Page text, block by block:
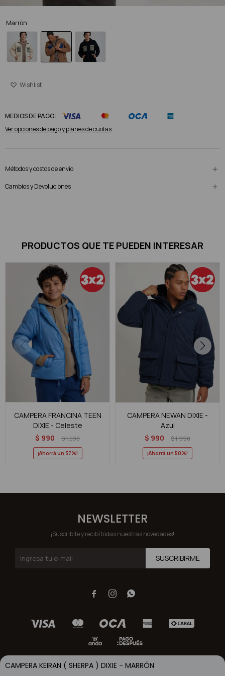
Marrón
CAMPERA KEIRAN ( SHERPA ) DIXIE - MARRÓN
MEDIOS DE PAGO:
Ver opciones de pago y planes de cuotas
Métodos y costos de envío
Cambios y Devoluciones
PRODUCTOS QUE TE PUEDEN INTERESAR
CAMPERA FRANCINA TEEN
DIXIE - Celeste
$ 990 $1.590
37
CAMPERA NEWAN DIXIE -
Azul
$ 990 $1.990
50
NEWSLETTER
¡Suscribite y recibí todas nuestras novedades!
SUSCRIBIRME
  